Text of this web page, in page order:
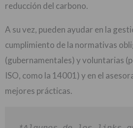
reducción del carbono.
A su vez, pueden ayudar en la
cumplimiento de la normativas
(gubernamentales) y voluntarias
ISO, como la 14001) y en el
mejores prácticas.